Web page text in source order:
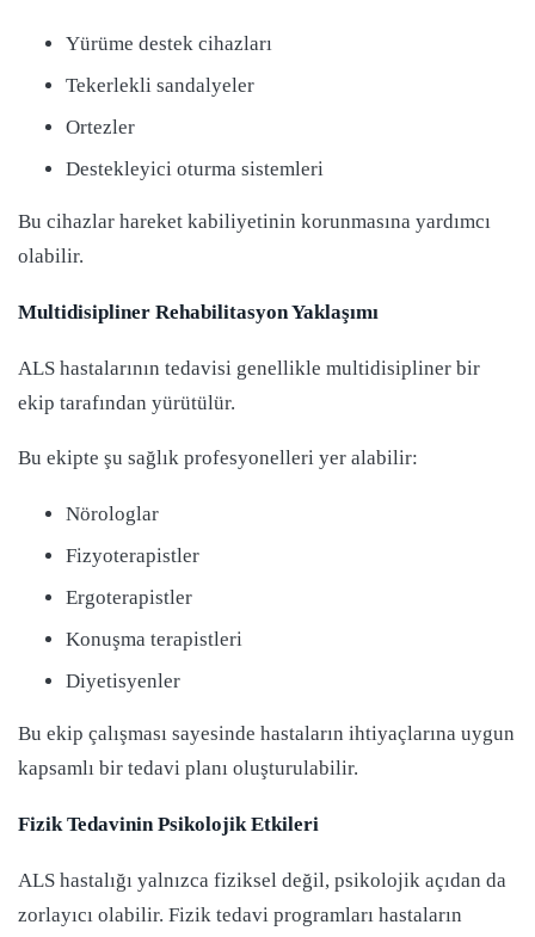
Yürüme destek cihazları
Tekerlekli sandalyeler
Ortezler
Destekleyici oturma sistemleri
Bu cihazlar hareket kabiliyetinin korunmasına yardımcı
olabilir.
Multidisipliner Rehabilitasyon Yaklaşımı
ALS hastalarının tedavisi genellikle multidisipliner bir
ekip tarafından yürütülür.
Bu ekipte şu sağlık profesyonelleri yer alabilir:
Nörologlar
Fizyoterapistler
Ergoterapistler
Konuşma terapistleri
Diyetisyenler
Bu ekip çalışması sayesinde hastaların ihtiyaçlarına uygun
kapsamlı bir tedavi planı oluşturulabilir.
Fizik Tedavinin Psikolojik Etkileri
ALS hastalığı yalnızca fiziksel değil, psikolojik açıdan da
zorlayıcı olabilir. Fizik tedavi programları hastaların